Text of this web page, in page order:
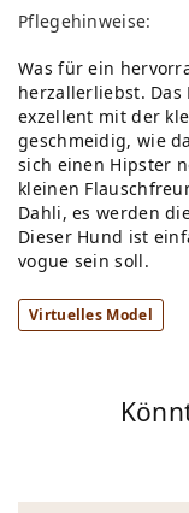
lis
te
Pflegehinweise:
Was für ein
herzallerliebst.
exzellent mit der
geschmeidig, wie
sich einen Hipster
kleinen
Dahli, es werden
Dieser Hund ist
vogue sein soll.
Virtuelles Model